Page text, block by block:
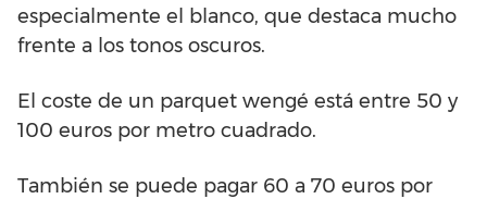
especialmente el blanco, que destaca mucho
frente a los tonos oscuros.
El coste de un parquet wengé está entre 50 y
100 euros por metro cuadrado.
También se puede pagar 60 a 70 euros por